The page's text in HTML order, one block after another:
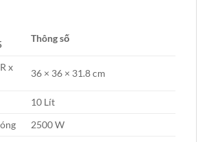
Thông số
x
36 × 36 × 31.8 cm
10 Lít
2500 W